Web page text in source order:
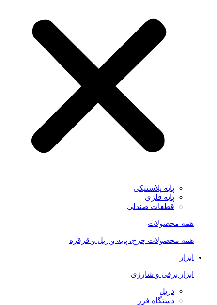
پایه پلاستیکی
پایه فلزی
قطعات صندلی
همه محصولات
همه محصولات چرخ، پایه و ریل و قرقره
ابزار
ابزار برقی و شارژی
دریل
دستگاه فرز